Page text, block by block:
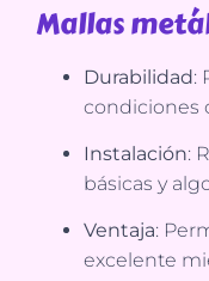
Mallas
Durabilidad:
condiciones
Instalación:
básicas y
Ventaja:
excelente